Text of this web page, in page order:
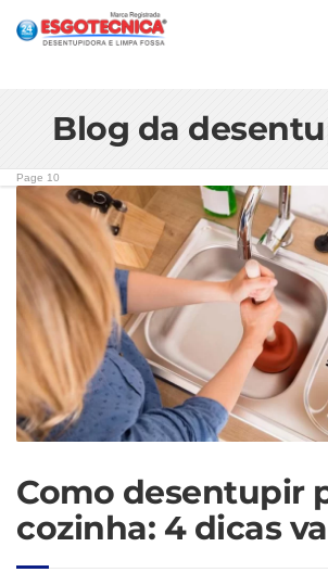
Blog da
Page 10
Como desentupir
cozinha: 4 dicas